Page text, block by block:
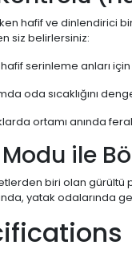
hafif ve
siz belirlersiniz:
serinleme anları
oda sıcaklığını
ortamı anında
Modu ile
biri olan
yatak